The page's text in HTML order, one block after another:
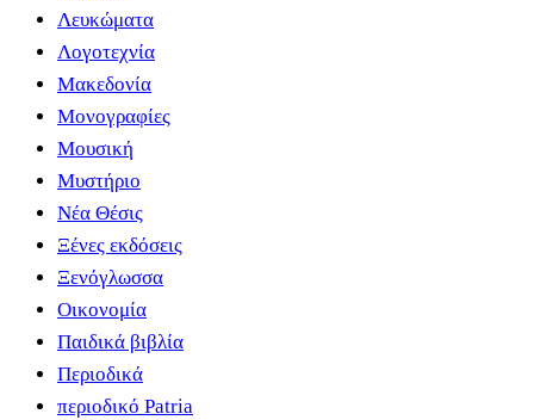
Λευκώματα
Λογοτεχνία
Μακεδονία
Μονογραφίες
Μουσική
Μυστήριο
Νέα Θέσις
Ξένες εκδόσεις
Ξενόγλωσσα
Οικονομία
Παιδικά βιβλία
Περιοδικά
περιοδικό Patria